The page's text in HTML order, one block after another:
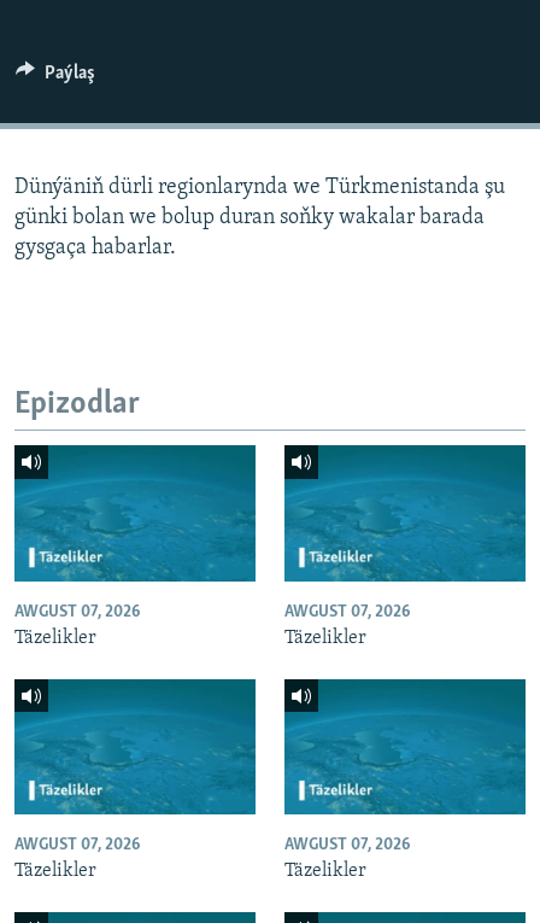
Paýlaş
Dünýäniň dürli regionlarynda we Türkmenistanda şu
günki bolan we bolup duran soňky wakalar barada
gysgaça habarlar.
Epizodlar
AWGUST 07, 2026
Täzelikler
AWGUST 07, 2026
Täzelikler
AWGUST 07, 2026
Täzelikler
AWGUST 07, 2026
Täzelikler